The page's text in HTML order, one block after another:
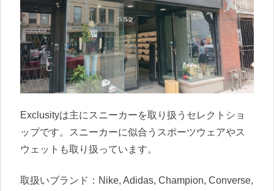
Exclusityは主にスニーカーを取り扱うセレクトショ
ップです。スニーカーに似合うスポーツウェアやス
ウェットも取り扱っています。
取扱いブランド：Nike, Adidas, Champion, Converse,